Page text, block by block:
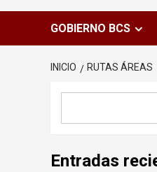
GOBIERNO BCS
INICIO RUTAS ÁREAS
Entradas